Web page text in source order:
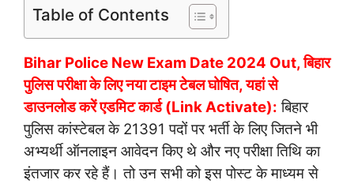
Table of Contents
Bihar Police New Exam Date 2024 Out, बिहार
पुलिस परीक्षा के लिए नया टाइम टेबल घोषित, यहां से
डाउनलोड करें एडमिट कार्ड (Link Activate): बिहार
पुलिस कांस्टेबल के 21391 पदों पर भर्ती के लिए जितने भी
अभ्यर्थी ऑनलाइन आवेदन किए थे और नए परीक्षा तिथि का
इंतजार कर रहे हैं। तो उन सभी को इस पोस्ट के माध्यम से